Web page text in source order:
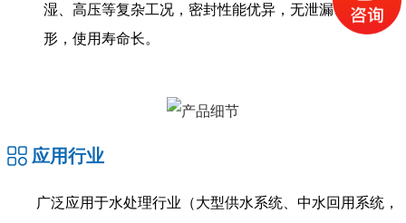
湿、高压等复杂工况，密封性能优异，无泄漏、无变
形，使用寿命长。
应用行业
广泛应用于水处理行业（大型供水系统、中水回用系统，